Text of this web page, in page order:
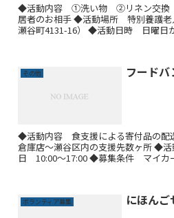
◆活動内容 ①洗い物 ②リネン交
居者のお相手 ◆活動場所 特別養護
瀬谷町4131-16） ◆活動日時 日曜
その他 フード
◆活動内容 食支援による寄付品の
倉庫店～瀬谷区内の支援先数ヶ所 ◆
日 10:00～17:00 ◆募集条件 マイカ
ボランティア募集 にほんご